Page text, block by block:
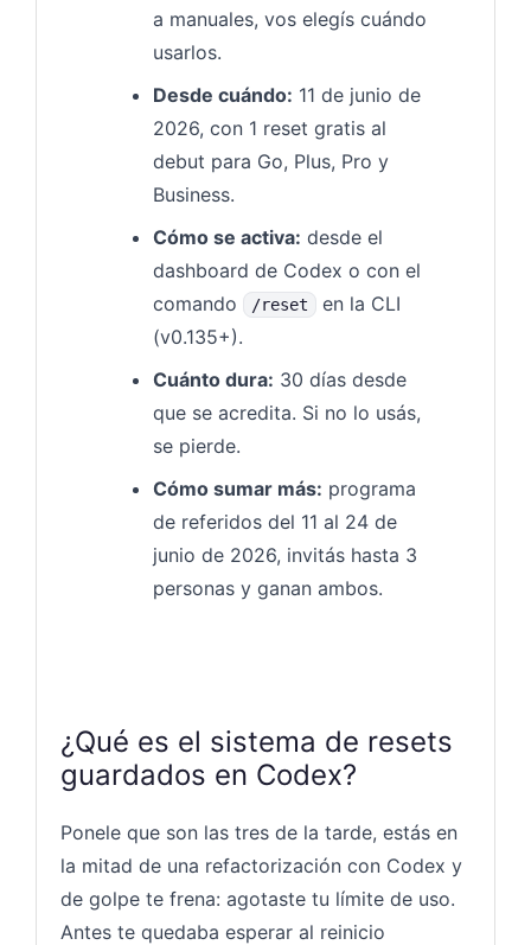
a manuales, vos elegís cuándo
usarlos.
Desde cuándo: 11 de junio de
2026, con 1 reset gratis al
debut para Go, Plus, Pro y
Business.
Cómo se activa: desde el
dashboard de Codex o con el
comando
/reset
en la CLI
(v0.135+).
Cuánto dura: 30 días desde
que se acredita. Si no lo usás,
se pierde.
Cómo sumar más: programa
de referidos del 11 al 24 de
junio de 2026, invitás hasta 3
personas y ganan ambos.
¿Qué es el sistema de resets
guardados en Codex?
Ponele que son las tres de la tarde, estás en
la mitad de una refactorización con Codex y
de golpe te frena: agotaste tu límite de uso.
Antes te quedaba esperar al reinicio